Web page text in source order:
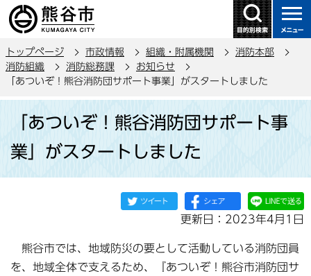
の
ー
トップページ 市政情報 組織・附属機関
消防本部
消防組織
消防総務課
お知らせ
「あついぞ！熊谷消防団サポート事業」がスタートしました
か
「あついぞ！熊谷消防団サポート事
業」がスタートしました
更新日：2023年4月1日
熊谷市では、地域防災の要として活動している消防団員
を、地域全体で支えるため、『あついぞ！熊谷市消防団サ